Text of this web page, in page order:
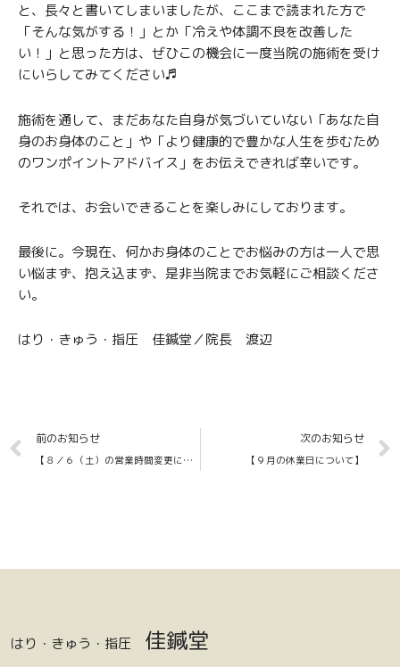
と、長々と書いてしまいましたが、ここまで読まれた方で
「そんな気がする！」とか「冷えや体調不良を改善した
い！」と思った方は、ぜひこの機会に一度当院の施術を受け
にいらしてみてください♬
施術を通して、まだあなた自身が気づいていない「あなた自
身のお身体のこと」や「より健康的で豊かな人生を歩むため
のワンポイントアドバイス」をお伝えできれば幸いです。
それでは、お会いできることを楽しみにしております。
最後に。今現在、何かお身体のことでお悩みの方は一人で思
い悩まず、抱え込まず、是非当院までお気軽にご相談くださ
い。
はり・きゅう・指圧 佳鍼堂／院長 渡辺
Prev
前のお知らせ
【８／６（土）の営業時間変更に関するお知らせ】
次のお知らせ
【９月の休業日について】
はり・きゅう・指圧 佳鍼堂